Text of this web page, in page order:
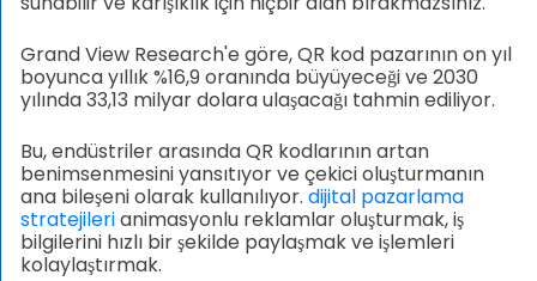
Grand View Research'e göre, QR kod pazarının on yıl
boyunca yıllık %16,9 oranında büyüyeceği ve 2030
yılında 33,13 milyar dolara ulaşacağı tahmin ediliyor.
Bu, endüstriler arasında QR kodlarının artan
benimsenmesini yansıtıyor ve çekici oluşturmanın
ana bileşeni olarak kullanılıyor. dijital pazarlama
stratejilerianimasyonlu reklamlar oluşturmak, iş
bilgilerini hızlı bir şekilde paylaşmak ve işlemleri
kolaylaştırmak.